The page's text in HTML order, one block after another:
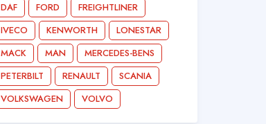
DAF FORD
FREIGHTLINER
IVECO
KENWORTH
LONESTAR
MACK
MAN
MERCEDES-BENS
PETERBILT
RENAULT
SCANIA
VOLKSWAGEN
VOLVO